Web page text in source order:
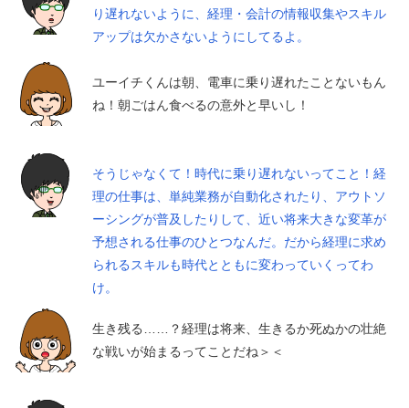
り遅れないように、経理・会計の情報収集やスキル
アップは欠かさないようにしてるよ。
ユーイチくんは朝、電車に乗り遅れたことないもん
ね！朝ごはん食べるの意外と早いし！
そうじゃなくて！時代に乗り遅れないってこと！経
理の仕事は、単純業務が自動化されたり、アウトソ
ーシングが普及したりして、近い将来大きな変革が
予想される仕事のひとつなんだ。だから経理に求め
られるスキルも時代とともに変わっていくってわ
け。
生き残る……？経理は将来、生きるか死ぬかの壮絶
な戦いが始まるってことだね＞＜